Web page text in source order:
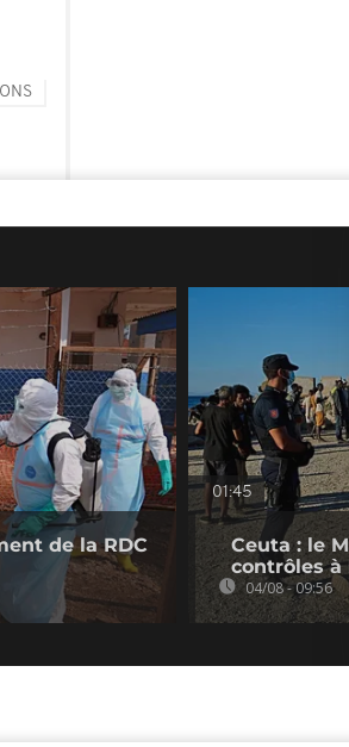
de la RDC
01:45
Ceuta : le
contrôles à
04/08 - 09:56